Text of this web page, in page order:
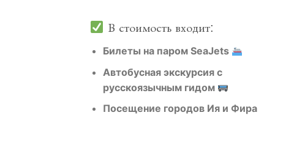
В стоимость входит:
Билеты на паром SeaJets
Автобусная экскурсия с
русскоязычным гидом
Посещение городов Ия и Фира